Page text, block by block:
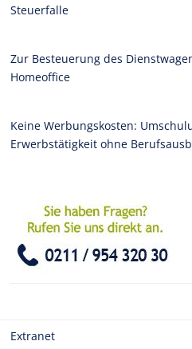
Steuerfalle
Zur Besteuerung des
Homeoffice
Keine Werbungskosten:
Erwerbstätigkeit ohne
Extranet